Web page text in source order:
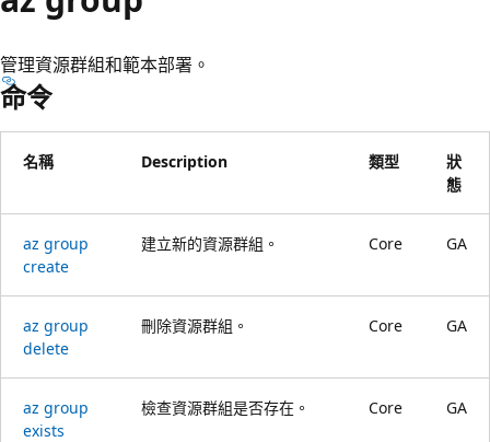
管理資源群組和範本部署。
命令
名稱 Description 類型
狀
態
az group
create
建立新的資源群組。 Core GA
az group
delete
刪除資源群組。 Core GA
az group
exists
檢查資源群組是否存在。 Core GA